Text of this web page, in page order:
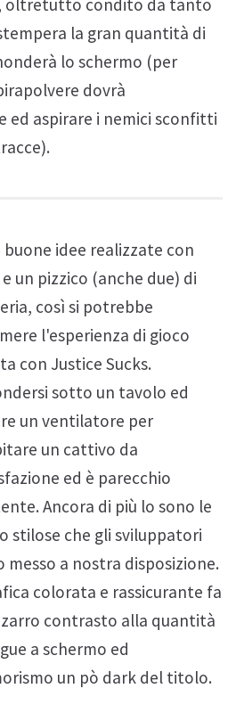
oltretutto condito da tanto
la gran quantità di
lo schermo (per
dovrà
aspirare i nemici sconfitti
buone idee realizzate con
un pizzico (anche due) di
così si potrebbe
l'esperienza di gioco
con Justice Sucks.
sotto un tavolo ed
un ventilatore per
un cattivo da
ed è parecchio
Ancora di più lo sono le
stilose che gli sviluppatori
messo a nostra disposizione.
colorata e rassicurante fa
contrasto alla quantità
a schermo ed
un pò dark del titolo.